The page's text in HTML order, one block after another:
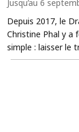
Jusqu’au 6
Depuis 2017, le
Christine Phal y a
simple : laisser le